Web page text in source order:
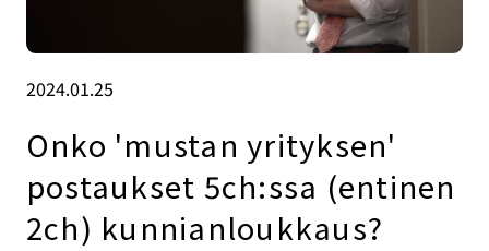
2024.01.25
Onko 'mustan yrityksen'
postaukset 5ch:ssa (entinen
2ch) kunnianloukkaus?